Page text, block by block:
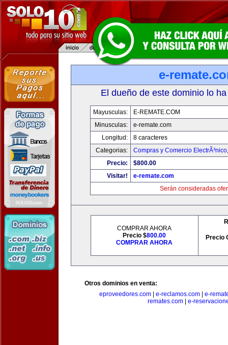
e-
El dueño de este dominio lo
Mayusculas:
E-REMATE.COM
Minusculas:
e-remate.com
Longitud:
8 caracteres
Categorias:
Compras y Comercio ElectrÃ³nico
Precio:
$800.00
Visitar!
e-remate.com
Serán consideradas
COMPRAR AHORA
Precio $800.00
COMPRAR AHORA
Precio
Otros dominios en venta:
eproveedores.com
e-reclamos.com
e-
remates.com| e-